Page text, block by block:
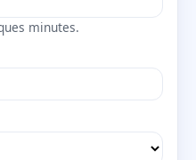
minutes.